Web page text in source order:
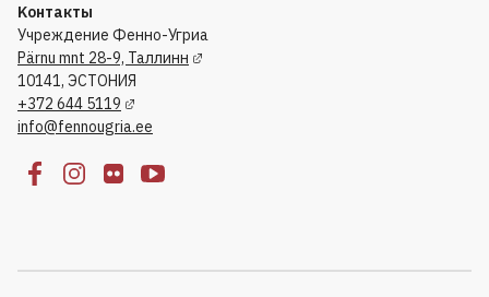
Kонтакты
Учреждение Фенно-Угриа
Pärnu mnt 28-9, Таллинн
10141, ЭСТОНИЯ
+372 644 5119
info@fennougria.ee